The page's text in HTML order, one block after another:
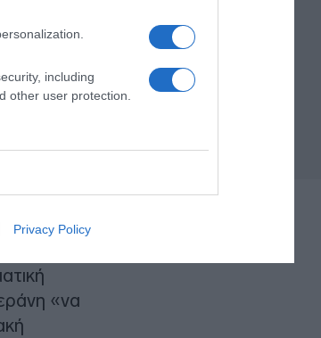
including
other user protection.
Privacy Policy
του, το
«να